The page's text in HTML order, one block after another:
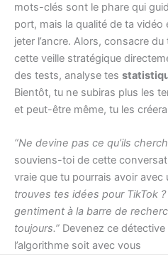
mots-clés sont le phare qui
port, mais la qualité de ta vidéo
jeter l’ancre. Alors, consacre
cette veille stratégique
des tests, analyse tes
Bientôt, tu ne subiras plus les
et peut-être même, tu les
“Ne devine pas ce qu’ils
souviens-toi de cette
vraie que tu pourrais avoir avec
trouves tes idées pour TikTok
gentiment à la barre de
toujours.” Devenez ce
l’algorithme soit avec vous